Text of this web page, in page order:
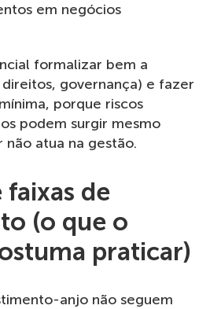
em negócios
formalizar bem a
governança) e fazer
porque riscos
podem surgir mesmo
não atua na gestão.
de
(o que o
praticar)
anjo não seguem